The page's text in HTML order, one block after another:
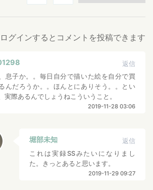
ログインするとコメントを投稿できます
返信
息子か。。毎日自分で描いた絵を自分で買
んだろうか。。ほんとにありそう。。とい
実際あるんでしょうねこういうこと。
2019-11-28 03:06
堀部未知
返信
これは実録SSみたいになりまし
た。きっとあると思います。
2019-11-29 09:27